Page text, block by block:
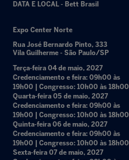
DATA E LOCAL - Bett Brasil
Expo Center Norte
Rua José Bernardo Pinto, 333
Vila Guilherme - São Paulo/SP
Terça-feira 04 de maio, 2027
Credenciamento e feira: 09h00 às
19h00 | Congresso: 10h00 às 18h00
Quarta-feira 05 de maio, 2027
Credenciamento e feira: 09h00 às
19h00 | Congresso: 10h00 às 18h00
Quinta-feira 06 de maio, 2027
Credenciamento e feira: 09h00 às
19h00 | Congresso: 10h00 às 18h00
Sexta-feira 07 de maio, 2027